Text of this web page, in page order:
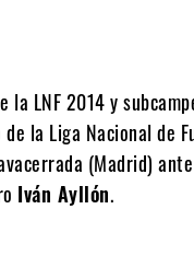
la LNF 2014 y
la Liga Nacional de
(Madrid)
Iván Ayllón.